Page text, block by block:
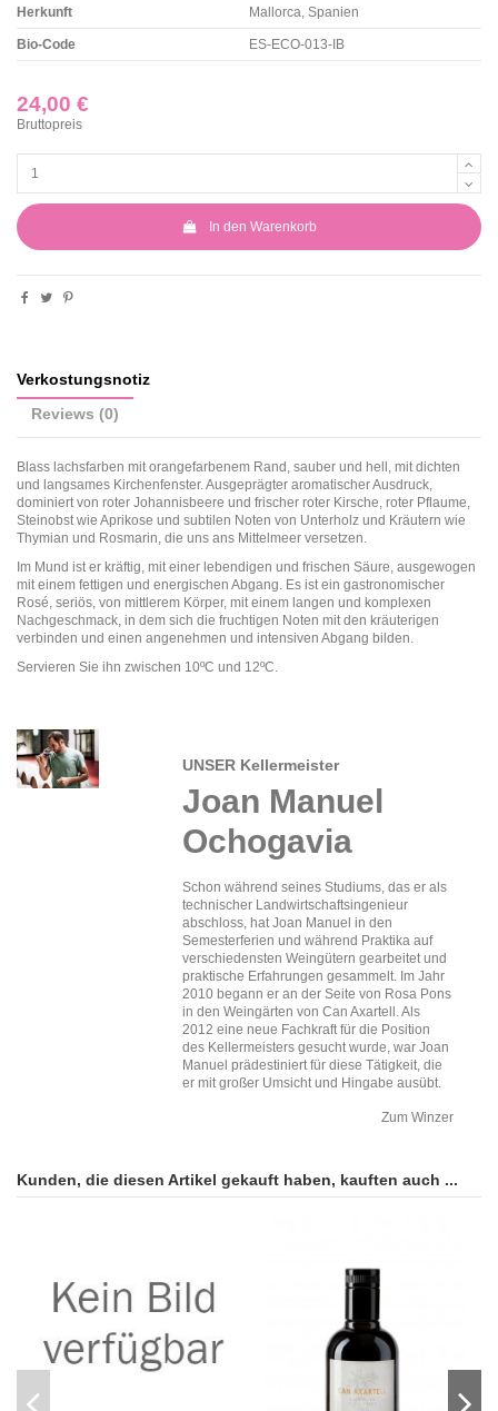
Herkunft Mallorca, Spanien
Bio-Code ES-ECO-013-IB
24,00 €
Bruttopreis
In den Warenkorb
Verkostungsnotiz
Reviews (0)
Blass lachsfarben mit orangefarbenem Rand, sauber und hell, mit dichten
und langsames Kirchenfenster. Ausgeprägter aromatischer Ausdruck,
dominiert von roter Johannisbeere und frischer roter Kirsche, roter Pflaume,
Steinobst wie Aprikose und subtilen Noten von Unterholz und Kräutern wie
Thymian und Rosmarin, die uns ans Mittelmeer versetzen.
Im Mund ist er kräftig, mit einer lebendigen und frischen Säure, ausgewogen
mit einem fettigen und energischen Abgang. Es ist ein gastronomischer
Rosé, seriös, von mittlerem Körper, mit einem langen und komplexen
Nachgeschmack, in dem sich die fruchtigen Noten mit den kräuterigen
verbinden und einen angenehmen und intensiven Abgang bilden.
Servieren Sie ihn zwischen 10ºC und 12ºC.
UNSER Kellermeister
Joan Manuel
Ochogavia
Schon während seines Studiums, das er als
technischer Landwirtschaftsingenieur
abschloss, hat Joan Manuel in den
Semesterferien und während Praktika auf
verschiedensten Weingütern gearbeitet und
praktische Erfahrungen gesammelt. Im Jahr
2010 begann er an der Seite von Rosa Pons
in den Weingärten von Can Axartell. Als
2012 eine neue Fachkraft für die Position
des Kellermeisters gesucht wurde, war Joan
Manuel prädestiniert für diese Tätigkeit, die
er mit großer Umsicht und Hingabe ausübt.
Zum Winzer
Kunden, die diesen Artikel gekauft haben, kauften auch ...